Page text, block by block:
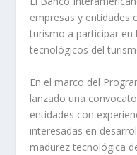
empresas y entidades
turismo a participar en
tecnológicos del
En el marco del
lanzado una
entidades con
interesadas en
madurez tecnológica